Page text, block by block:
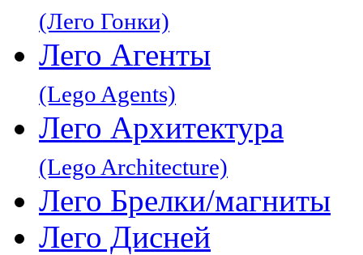
(Лего Гонки)
Лего Агенты
(Lego Agents)
Лего Архитектура
(Lego Architecture)
Лего Брелки/магниты
Лего Дисней